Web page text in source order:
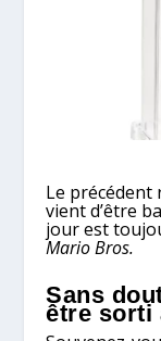
Le précédent
vient d’être
jour est
Mario Bros.
Sans
être sorti